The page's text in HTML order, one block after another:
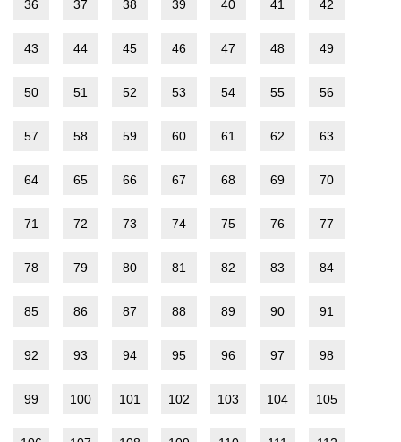
36 37 38 39 40 41 42
43 44 45 46 47 48 49
50 51 52 53 54 55 56
57 58 59 60 61 62 63
64 65 66 67 68 69 70
71 72 73 74 75 76 77
78 79 80 81 82 83 84
85 86 87 88 89 90 91
92 93 94 95 96 97 98
99 100 101 102 103 104 105